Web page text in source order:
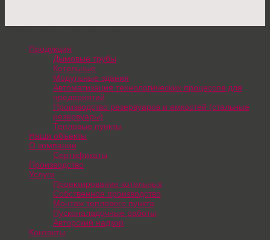
Продукция
Дымовые трубы
Котельные
Модульные здания
Автоматизация технологических процессов для
предприятий
Производство резервуаров и емкостей (стальные
резервуары)
Тепловые пункты
Наши объекты
О компании
Сертификаты
Производство
Услуги
Проектирование котельных
Собственное производство
Монтаж теплового пункта
Пусконаладочные работы
Авторский надзор
Контакты